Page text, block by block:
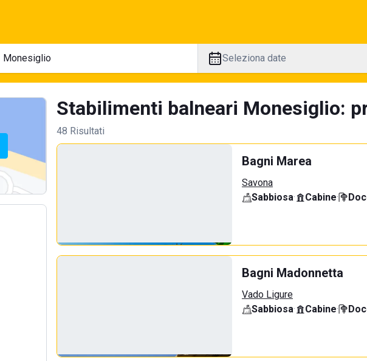
Seleziona date
Stabilimenti balneari Monesiglio:
48 Risultati
Bagni Marea
Savona
Sabbiosa· Cabine·
Bagni Madonnetta
Vado Ligure
Sabbiosa· Cabine·